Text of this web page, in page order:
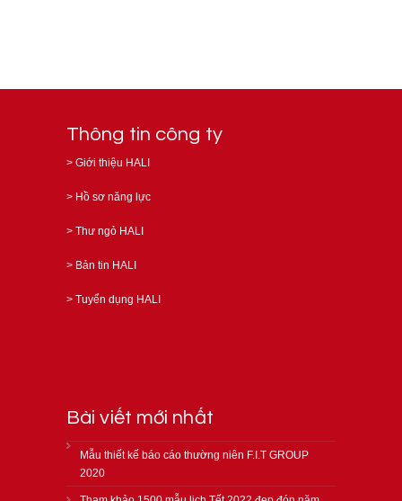
Thông tin công ty
> Giới thiệu HALI
> Hồ sơ năng lực
> Thư ngỏ HALI
> Bản tin HALI
> Tuyển dụng HALI
Bài viết mới nhất
Mẫu thiết kế báo cáo thường niên F.I.T GROUP
2020